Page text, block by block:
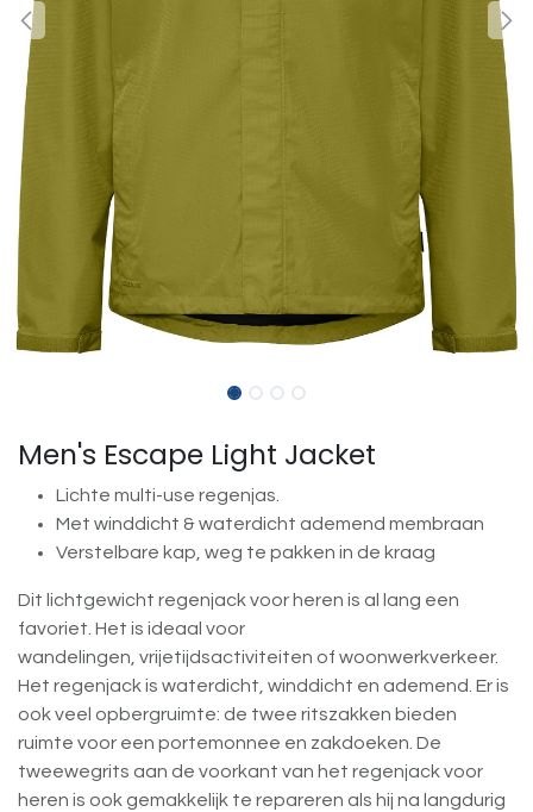
Men's Escape Light Jacket
Lichte multi-use regenjas.
Met winddicht & waterdicht ademend membraan
Verstelbare kap, weg te pakken in de kraag
Dit lichtgewicht regenjack voor heren is al lang een
favoriet. Het is ideaal voor
wandelingen, vrijetijdsactiviteiten of woonwerkverkeer.
Het regenjack is waterdicht, winddicht en ademend. Er is
ook veel opbergruimte: de twee ritszakken bieden
ruimte voor een portemonnee en zakdoeken. De
tweewegrits aan de voorkant van het regenjack voor
heren is ook gemakkelijk te repareren als hij na langdurig